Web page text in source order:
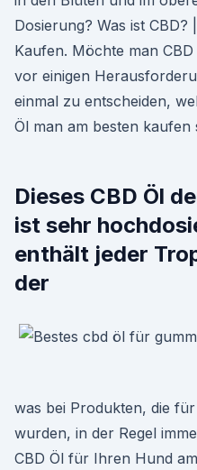
Dosierung? Was ist CBD?
Kaufen. Möchte man
vor einigen
einmal zu entscheiden,
Öl man am besten kaufen
Dieses CBD Öl
ist sehr
enthält jeder
der
was bei Produkten, die
wurden, in der Regel
CBD Öl für Ihren Hund